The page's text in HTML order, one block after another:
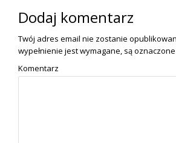
Dodaj komentarz
Twój adres email nie zostanie
wypełnienie jest wymagane, są
Komentarz